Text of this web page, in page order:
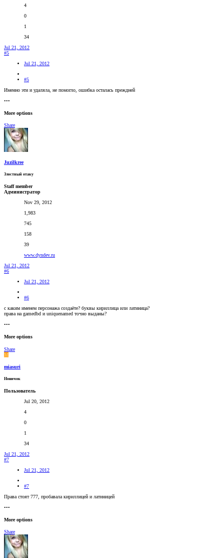
4
0
1
34
Jul 21, 2012
#5
Jul 21, 2012
#5
Именно эти и удаляла, не помогло, ошибка осталась преждней
•••
More options
Share
Juzilkree
Злостный отаку
Staff member
Администратор
Nov 29, 2012
1,983
745
158
39
www.dyndev.ru
Jul 21, 2012
#6
Jul 21, 2012
#6
с каким именем персонажа создаёте? буквы кириллица или латиница?
права на gamedbd и uniquenamed точно выданы?
•••
More options
Share
M
miasuri
Новичок
Пользователь
Jul 20, 2012
4
0
1
34
Jul 21, 2012
#7
Jul 21, 2012
#7
Права стоят 777, пробавала кириллицей и латиницей
•••
More options
Share